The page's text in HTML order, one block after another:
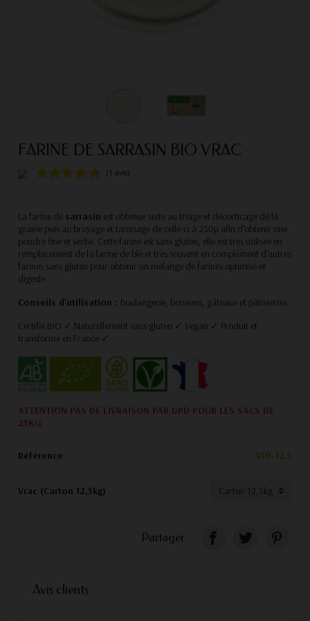
FARINE DE SARRASIN BIO VRAC
(1 avis)
La farine de sarrasin est obtenue suite au triage et décorticage de la
graine puis au broyage et tamisage de celle-ci à 250µ afin d’obtenir une
poudre fine et sèche. Cette farine est sans gluten, elle est très utilisée en
remplacement de la farine de blé et très souvent en complément d'autres
farines sans gluten pour obtenir un mélange de farines optimisé et
digeste.
Conseils d'utilisation : boulangerie, boissons, gâteaux et pâtisseries.
Certifié BIO ✓ Naturellement sans gluten ✓ Vegan ✓ Produit et
transformé en France ✓
ATTENTION PAS DE LIVRAISON PAR DPD POUR LES SACS DE
25KG
Référence 430-12.5
Vrac (Carton 12,5kg)
Partager
Avis clients